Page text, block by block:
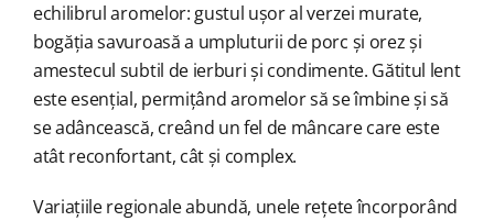
echilibrul aromelor: gustul ușor al verzei murate,
bogăția savuroasă a umpluturii de porc și orez și
amestecul subtil de ierburi și condimente. Gătitul lent
este esențial, permițând aromelor să se îmbine și să
se adâncească, creând un fel de mâncare care este
atât reconfortant, cât și complex.
Variațiile regionale abundă, unele rețete încorporând